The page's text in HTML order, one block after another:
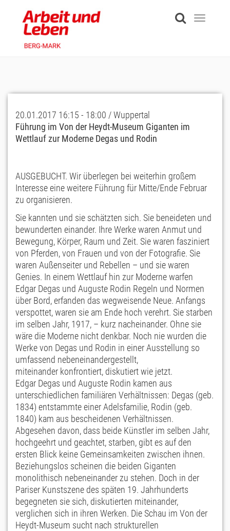
content
Toggle
20.01.2017 16:15 - 18:00 / Wuppertal
Führung im Von der Heydt-Museum Giganten im
Wettlauf zur Moderne Degas und Rodin
AUSGEBUCHT. Wir überlegen bei weiterhin großem
Interesse eine weitere Führung für Mitte/Ende Februar
zu organisieren.
Sie kannten und sie schätzten sich. Sie beneideten und
bewunderten einander. Ihre Werke waren Anmut und
Bewegung, Körper, Raum und Zeit. Sie waren fasziniert
von Pferden, von Frauen und von der Fotografie. Sie
waren Außenseiter und Rebellen – und sie waren
Genies. In einem Wettlauf hin zur Moderne warfen
Edgar Degas und Auguste Rodin Regeln und Normen
über Bord, erfanden das wegweisende Neue. Anfangs
verspottet, waren sie am Ende hoch verehrt. Sie starben
im selben Jahr, 1917, – kurz nacheinander. Ohne sie
wäre die Moderne nicht denkbar. Noch nie wurden die
Werke von Degas und Rodin in einer Ausstellung so
umfassend nebeneinandergestellt,
miteinander konfrontiert, diskutiert wie jetzt.
Edgar Degas und Auguste Rodin kamen aus
unterschiedlichen familiären Verhältnissen: Degas (geb.
1834) entstammte einer Adelsfamilie, Rodin (geb.
1840) kam aus bescheidenen Verhältnissen.
Abgesehen davon, dass beide Künstler im selben Jahr,
hochgeehrt und geachtet, starben, gibt es auf den
ersten Blick keine Gemeinsamkeiten zwischen ihnen.
Beziehungslos scheinen die beiden Giganten
monolithisch nebeneinander zu stehen. Doch in der
Pariser Kunstszene des späten 19. Jahrhunderts
begegneten sie sich, diskutierten miteinander,
verglichen sich in ihren Werken. Die Schau im Von der
Heydt-Museum sucht nach strukturellen